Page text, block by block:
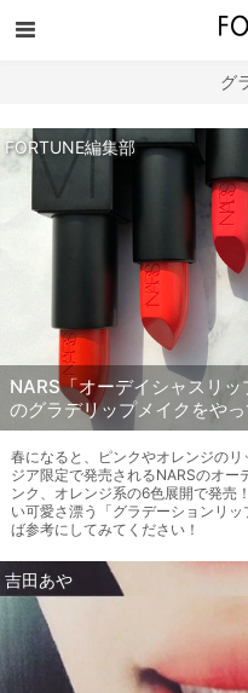
グ
FORTUNE編集部
NARS「オーデイシャスリ
のグラデリップメイクをや
春になると、ピンクやオレンジの
ジア限定で発売されるNARSのオ
ンク、オレンジ系の6色展開で発売
い可愛さ漂う「グラデーションリ
ば参考にしてみてください！
吉田あや